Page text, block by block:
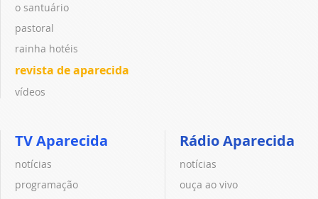
o santuário
pastoral
rainha hotéis
revista de aparecida
vídeos
TV Aparecida
notícias
programação
Rádio Aparecida
notícias
ouça ao vivo